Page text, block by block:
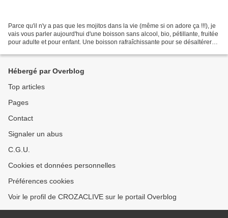
Parce qu'il n'y a pas que les mojitos dans la vie (même si on adore ça !!!), je
vais vous parler aujourd'hui d'une boisson sans alcool, bio, pétillante, fruitée
pour adulte et pour enfant. Une boisson rafraîchissante pour se désaltérer
Hébergé par Overblog
Top articles
Pages
Contact
Signaler un abus
C.G.U.
Cookies et données personnelles
Préférences cookies
Voir le profil de CROZACLIVE sur le portail Overblog